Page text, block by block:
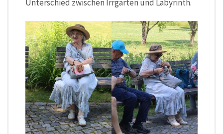
Unterschied zwischen Irrgarten und Labyrinth.